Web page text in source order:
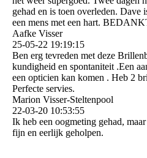
gehad en is toen overleden. Dave
een mens met een hart.
Aafke Visser
25-05-22 19:19:15
Ben erg tevreden met deze
kundigheid en spontaniteit .Een
een opticien kan komen . Heb 2
Perfecte servies.
Marion Visser-Steltenpool
22-03-20 10:53:55
Ik heb een oogmeting gehad,
fijn en eerlijk geholpen.